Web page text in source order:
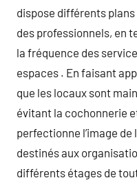
dispose différents
des professionnels, en
la fréquence des
espaces . En faisant
que les locaux sont
évitant la cochonnerie
perfectionne l’image
destinés aux
différents étages de